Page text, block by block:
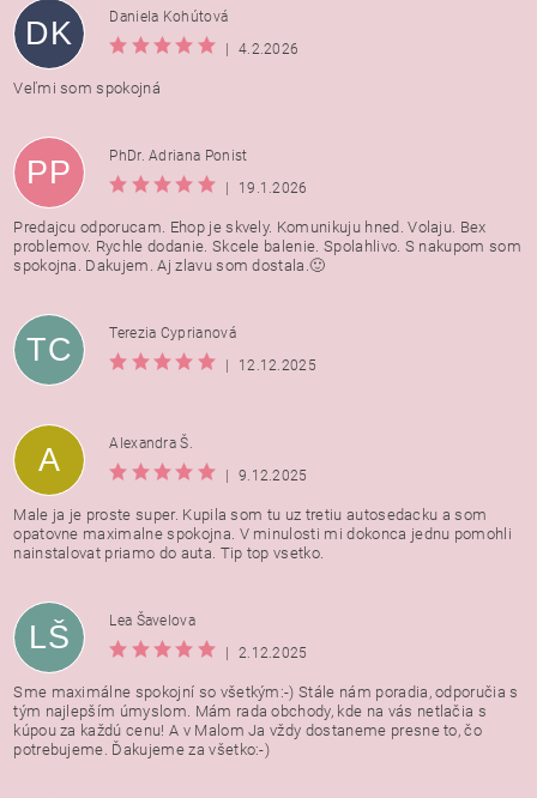
DK
Daniela Kohútová
|
4.2.2026
Veľmi som spokojná
PP
PhDr. Adriana Ponist
|
19.1.2026
Predajcu odporucam. Ehop je skvely. Komunikuju hned. Volaju. Bex
problemov. Rychle dodanie. Skcele balenie. Spolahlivo. S nakupom som
spokojna. Dakujem. Aj zlavu som dostala.🙂
TC
Terezia Cyprianová
|
12.12.2025
A
Alexandra Š.
|
9.12.2025
Male ja je proste super. Kupila som tu uz tretiu autosedacku a som
opatovne maximalne spokojna. V minulosti mi dokonca jednu pomohli
nainstalovat priamo do auta. Tip top vsetko.
LŠ
Lea Šavelova
|
2.12.2025
Sme maximálne spokojní so všetkým:-) Stále nám poradia, odporučia s
tým najlepším úmyslom. Mám rada obchody, kde na vás netlačia s
kúpou za každú cenu! A v Malom Ja vždy dostaneme presne to, čo
potrebujeme. Ďakujeme za všetko:-)